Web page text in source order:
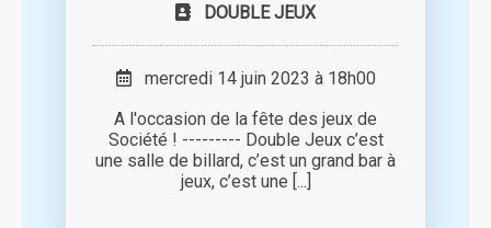
DOUBLE JEUX
mercredi 14 juin 2023 à 18h00
A l'occasion de la fête des jeux de
Société ! --------- Double Jeux c’est
une salle de billard, c’est un grand bar à
jeux, c’est une [...]